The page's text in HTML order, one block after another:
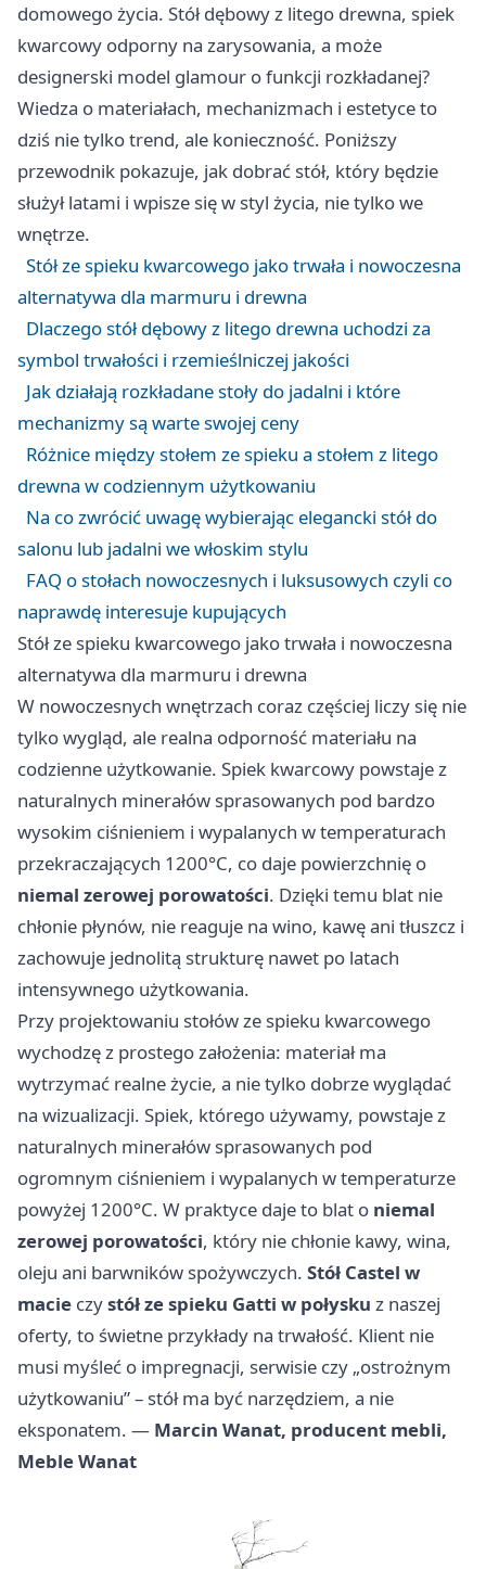
domowego życia. Stół dębowy z litego drewna, spiek
kwarcowy odporny na zarysowania, a może
designerski model glamour o funkcji rozkładanej?
Wiedza o materiałach, mechanizmach i estetyce to
dziś nie tylko trend, ale konieczność. Poniższy
przewodnik pokazuje, jak dobrać stół, który będzie
służył latami i wpisze się w styl życia, nie tylko we
wnętrze.
Stół ze spieku kwarcowego jako trwała i nowoczesna
alternatywa dla marmuru i drewna
Dlaczego stół dębowy z litego drewna uchodzi za
symbol trwałości i rzemieślniczej jakości
Jak działają rozkładane stoły do jadalni i które
mechanizmy są warte swojej ceny
Różnice między stołem ze spieku a stołem z litego
drewna w codziennym użytkowaniu
Na co zwrócić uwagę wybierając elegancki stół do
salonu lub jadalni we włoskim stylu
FAQ o stołach nowoczesnych i luksusowych czyli co
naprawdę interesuje kupujących
Stół ze spieku kwarcowego jako trwała i nowoczesna
alternatywa dla marmuru i drewna
W nowoczesnych wnętrzach coraz częściej liczy się nie
tylko wygląd, ale realna odporność materiału na
codzienne użytkowanie. Spiek kwarcowy powstaje z
naturalnych minerałów sprasowanych pod bardzo
wysokim ciśnieniem i wypalanych w temperaturach
przekraczających 1200°C, co daje powierzchnię o
niemal zerowej porowatości. Dzięki temu blat nie
chłonie płynów, nie reaguje na wino, kawę ani tłuszcz i
zachowuje jednolitą strukturę nawet po latach
intensywnego użytkowania.
Przy projektowaniu stołów ze spieku kwarcowego
wychodzę z prostego założenia: materiał ma
wytrzymać realne życie, a nie tylko dobrze wyglądać
na wizualizacji. Spiek, którego używamy, powstaje z
naturalnych minerałów sprasowanych pod
ogromnym ciśnieniem i wypalanych w temperaturze
powyżej 1200°C. W praktyce daje to blat o niemal
zerowej porowatości, który nie chłonie kawy, wina,
oleju ani barwników spożywczych. Stół Castel w
macie czystół ze spieku Gatti w połysku z naszej
oferty, to świetne przykłady na trwałość. Klient nie
musi myśleć o impregnacji, serwisie czy „ostrożnym
użytkowaniu” – stół ma być narzędziem, a nie
eksponatem. — Marcin Wanat, producent mebli,
Meble Wanat